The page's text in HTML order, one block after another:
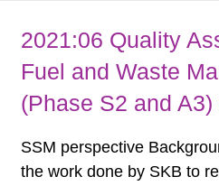
2021:06 Quality
Fuel and Waste
(Phase S2 and
SSM perspective
the work done by SKB to